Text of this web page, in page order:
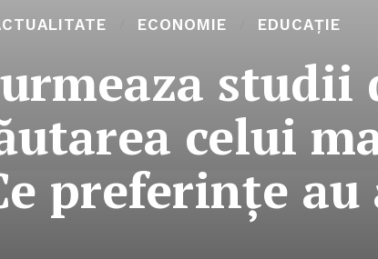
ECONOMIE EDUCAȚIE
studii
celui
preferințe au